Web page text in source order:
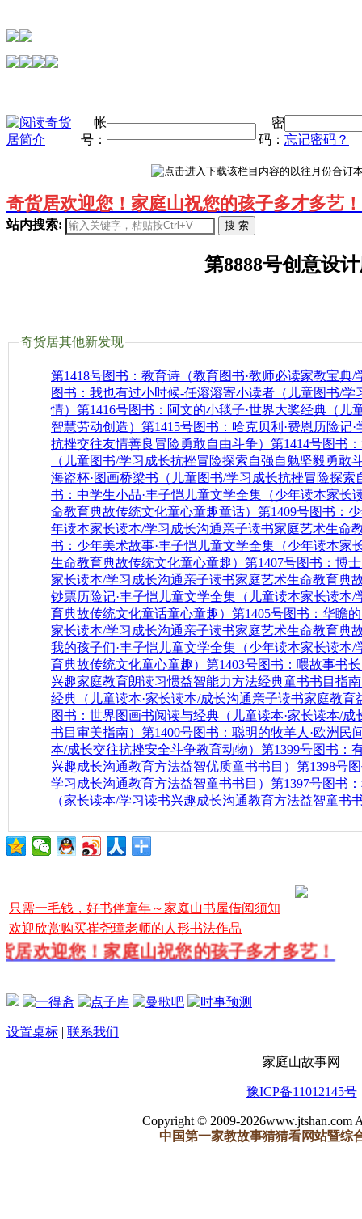
帐
号：
密
码： 忘记密码？
奇货居欢迎您！家庭山祝您的孩子多才多艺！
站内搜索: 搜 索
第8888号创意设
奇货居其他新发现
第1418号图书：教育诗（教育图书·教师必读家教宝典
图书：我也有过小时候-任溶溶寄小读者（儿童图书/
情） 第1416号图书：阿文的小毯子·世界大奖经典（
智慧劳动创造） 第1415号图书：哈克贝利·费恩历险记
抗挫交往友情善良冒险勇敢自由斗争） 第1414号图书
（儿童图书/学习成长抗挫冒险探索自强自勉坚毅勇敢
海盗杯·图画桥梁书（儿童图书/学习成长抗挫冒险探
书：中学生小品·丰子恺儿童文学全集（少年读本家长
命教育典故传统文化童心童趣童话） 第1409号图书：
年读本家长读本/学习成长沟通亲子读书家庭艺术生命
书：少年美术故事·丰子恺儿童文学全集（少年读本家
生命教育典故传统文化童心童趣） 第1407号图书：博
家长读本/学习成长沟通亲子读书家庭艺术生命教育典
钞票历险记·丰子恺儿童文学全集（儿童读本家长读本
育典故传统文化童话童心童趣） 第1405号图书：华瞻
家长读本/学习成长沟通亲子读书家庭艺术生命教育典
我的孩子们·丰子恺儿童文学全集（少年读本家长读本
育典故传统文化童心童趣） 第1403号图书：喂故事书
兴趣家庭教育朗读习惯益智能力方法经典童书书目指
经典（儿童读本·家长读本/成长沟通亲子读书家庭教
图书：世界图画书阅读与经典（儿童读本·家长读本/
书目审美指南） 第1400号图书：聪明的牧羊人·欧洲民
本/成长交往抗挫安全斗争教育动物） 第1399号图书：
兴趣成长沟通教育方法益智优质童书书目） 第1398号
学习成长沟通教育方法益智童书书目） 第1397号图书
（家长读本/学习读书兴趣成长沟通教育方法益智童书
只需一毛钱，好书伴童年～家庭山书屋借阅须知
欢迎欣赏购买崔尧璋老师的人形书法作品
居欢迎您！家庭山祝您的孩子多才多艺！
设置桌标 | 联系我们
家庭山故事网
豫ICP备11012145号
Copyright © 2009-2026www.jtshan.com
中国第一家教故事猜猜看网站暨综